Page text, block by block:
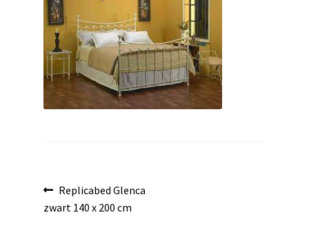
Bericht
navigatie
Vorig
bericht:
Replicabed Glenca
zwart 140 x 200 cm